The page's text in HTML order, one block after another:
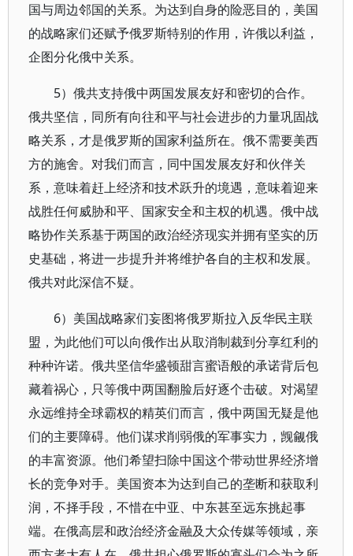
国与周边邻国的关系。为达到自身的险恶目的，美国
的战略家们还赋予俄罗斯特别的作用，许俄以利益，
企图分化俄中关系。
5）俄共支持俄中两国发展友好和密切的合作。
俄共坚信，同所有向往和平与社会进步的力量巩固战
略关系，才是俄罗斯的国家利益所在。俄不需要美西
方的施舍。对我们而言，同中国发展友好和伙伴关
系，意味着赶上经济和技术跃升的境遇，意味着迎来
战胜任何威胁和平、国家安全和主权的机遇。俄中战
略协作关系基于两国的政治经济现实并拥有坚实的历
史基础，将进一步提升并将维护各自的主权和发展。
俄共对此深信不疑。
6）美国战略家们妄图将俄罗斯拉入反华民主联
盟，为此他们可以向俄作出从取消制裁到分享红利的
种种许诺。俄共坚信华盛顿甜言蜜语般的承诺背后包
藏着祸心，只等俄中两国翻脸后好逐个击破。对渴望
永远维持全球霸权的精英们而言，俄中两国无疑是他
们的主要障碍。他们谋求削弱俄的军事实力，觊觎俄
的丰富资源。他们希望扫除中国这个带动世界经济增
长的竞争对手。美国资本为达到自己的垄断和获取利
润，不择手段，不惜在中亚、中东甚至远东挑起事
端。在俄高层和政治经济金融及大众传媒等领域，亲